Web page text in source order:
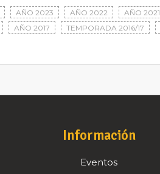
AÑO 2023 AÑO 2022 AÑO 2021
AÑO 2017 TEMPORADA 2016/17
Información
Eventos